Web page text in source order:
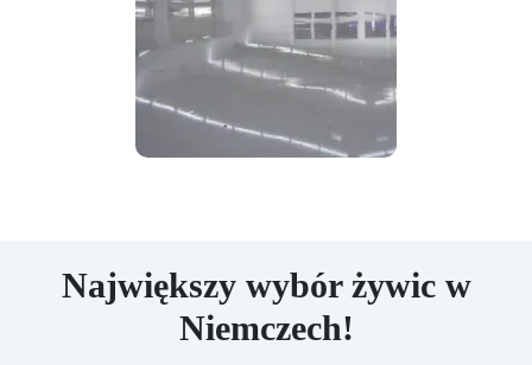
Największy wybór żywic w
Niemczech!